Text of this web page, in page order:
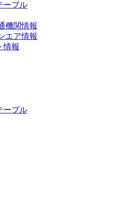
ーブル
機関情報
エア情報
情報
ーブル